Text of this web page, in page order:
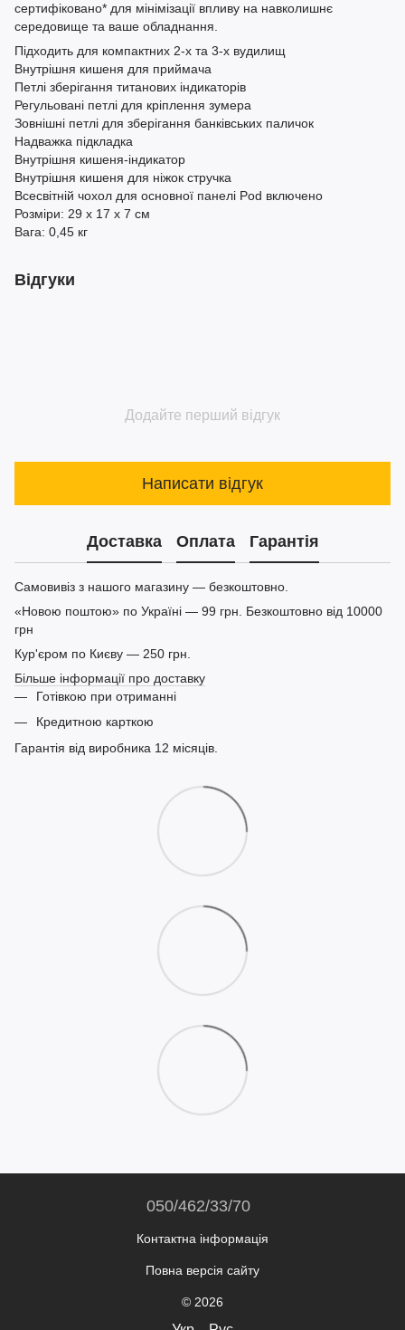
сертифіковано* для мінімізації впливу на навколишнє
середовище та ваше обладнання.
Підходить для компактних 2-х та 3-х вудилищ
Внутрішня кишеня для приймача
Петлі зберігання титанових індикаторів
Регульовані петлі для кріплення зумера
Зовнішні петлі для зберігання банківських паличок
Надважка підкладка
Внутрішня кишеня-індикатор
Внутрішня кишеня для ніжок стручка
Всесвітній чохол для основної панелі Pod включено
Розміри: 29 х 17 х 7 см
Вага: 0,45 кг
Відгуки
Додайте перший відгук
Написати відгук
Доставка Оплата Гарантія
Самовивіз з нашого магазину — безкоштовно.
«Новою поштою» по Україні — 99 грн. Безкоштовно від 10000
грн
Кур'єром по Києву — 250 грн.
Більше інформації про доставку
Готівкою при отриманні
Кредитною карткою
Гарантія від виробника 12 місяців.
050/462/33/70
Контактна інформація
Повна версія сайту
© 2026